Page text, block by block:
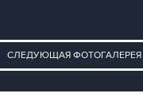
СЛЕДУЮЩАЯ ФОТОГАЛЕРЕЯ